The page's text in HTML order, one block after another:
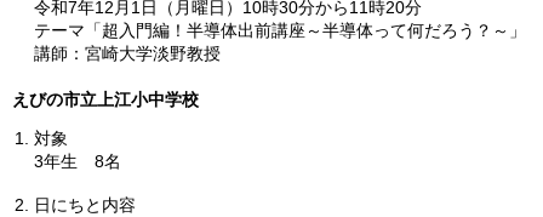
令和7年12月1日（月曜日）10時30分から11時20分
テーマ「超入門編！半導体出前講座～半導体って何だろう？～」
講師：宮崎大学淡野教授
えびの市立上江小中学校
対象
3年生
8名
日にちと内容